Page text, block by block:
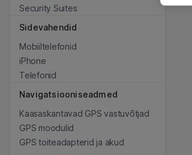
Security Suites
Sidevahendid
Mobiiltelefonid
iPhone
Telefonid
Navigatsiooniseadmed
Kaasaskantavad GPS vastuvõtjad
GPS moodulid
GPS toiteadapterid ja akud